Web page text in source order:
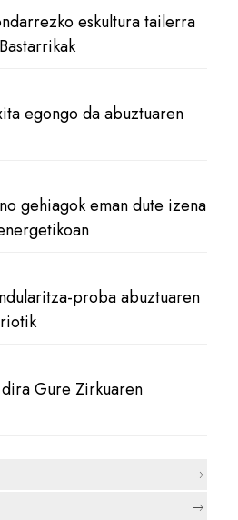
eskultura tailerra
egongo da abuztuaren
gehiagok eman dute izena
proba abuztuaren
Gure Zirkuaren